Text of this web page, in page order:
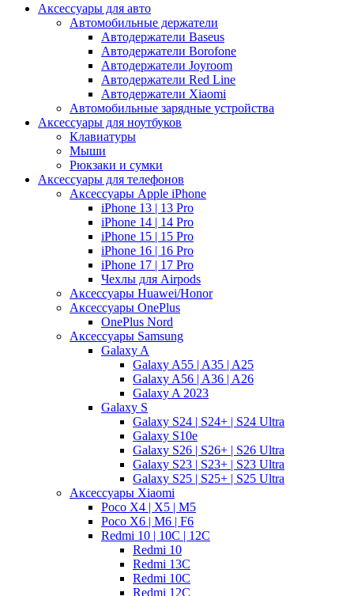
Аксессуары для авто
Автомобильные держатели
Автодержатели Baseus
Автодержатели Borofone
Автодержатели Joyroom
Автодержатели Red Line
Автодержатели Xiaomi
Автомобильные зарядные устройства
Аксессуары для ноутбуков
Клавиатуры
Мыши
Рюкзаки и сумки
Аксессуары для телефонов
Аксессуары Apple iPhone
iPhone 13 | 13 Pro
iPhone 14 | 14 Pro
iPhone 15 | 15 Pro
iPhone 16 | 16 Pro
iPhone 17 | 17 Pro
Чехлы для Airpods
Аксессуары Huawei/Honor
Аксессуары OnePlus
OnePlus Nord
Аксессуары Samsung
Galaxy A
Galaxy A55 | A35 | A25
Galaxy A56 | A36 | A26
Galaxy A 2023
Galaxy S
Galaxy S24 | S24+ | S24 Ultra
Galaxy S10e
Galaxy S26 | S26+ | S26 Ultra
Galaxy S23 | S23+ | S23 Ultra
Galaxy S25 | S25+ | S25 Ultra
Аксессуары Xiaomi
Poco X4 | X5 | M5
Poco X6 | M6 | F6
Redmi 10 | 10C | 12C
Redmi 10
Redmi 13C
Redmi 10C
Redmi 12C